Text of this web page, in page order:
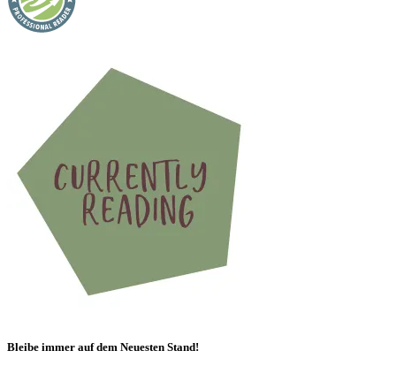
Bleibe immer auf dem Neuesten Stand!